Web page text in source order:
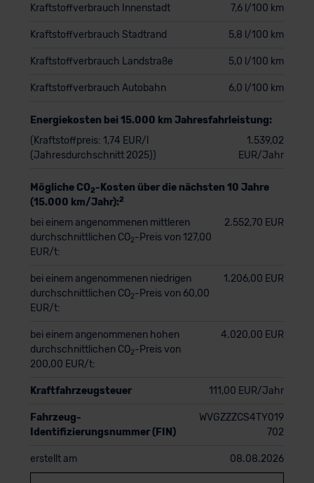
Kraftstoffverbrauch Innenstadt 7,6 l/100 km
Kraftstoffverbrauch Stadtrand 5,8 l/100 km
Kraftstoffverbrauch Landstraße 5,0 l/100 km
Kraftstoffverbrauch Autobahn 6,0 l/100 km
Energiekosten bei 15.000 km Jahresfahrleistung:
(Kraftstoffpreis: 1,74 EUR/l
(Jahresdurchschnitt 2025))
1.539,02
EUR/Jahr
Mögliche CO2-Kosten über die nächsten 10 Jahre
(15.000 km/Jahr):2
bei einem angenommenen mittleren
durchschnittlichen CO2-Preis von 127,00
EUR/t:
2.552,70 EUR
bei einem angenommenen niedrigen
durchschnittlichen CO2-Preis von 60,00
EUR/t:
1.206,00 EUR
bei einem angenommenen hohen
durchschnittlichen CO2-Preis von
200,00 EUR/t:
4.020,00 EUR
Kraftfahrzeugsteuer 111,00 EUR/Jahr
Fahrzeug-
Identifizierungsnummer (FIN)
WVGZZZCS4TY019
702
erstellt am 08.08.2026